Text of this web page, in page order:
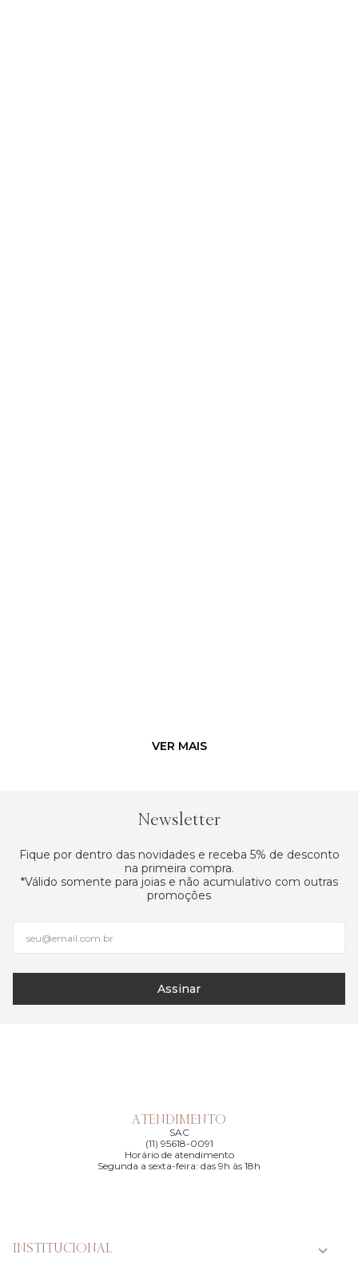
Newsletter
Fique por dentro das novidades e receba 5% de desconto
na primeira compra.
*Válido somente para joias e não acumulativo com outras
promoções
Assinar
ATENDIMENTO
SAC
(11) 95618-0091
Horário de atendimento
Segunda a sexta-feira: das 9h às 18h
INSTITUCIONAL